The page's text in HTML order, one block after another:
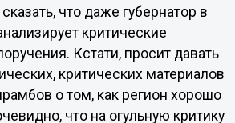
что даже губернатор в
критические
Кстати, просит давать
критических материалов
о том, как регион хорошо
что на огульную критику